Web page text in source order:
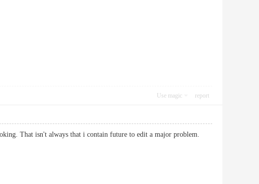
Use magic report
That isn't always that i contain future to edit a major problem.